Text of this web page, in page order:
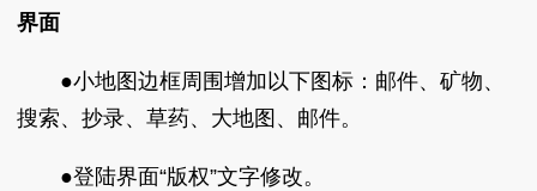
界面
●小地图边框周围增加以下图标：邮件、矿物、
搜索、抄录、草药、大地图、邮件。
●登陆界面“版权”文字修改。